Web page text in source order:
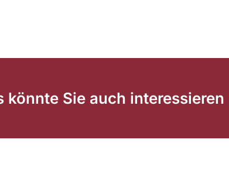
könnte Sie auch interessieren